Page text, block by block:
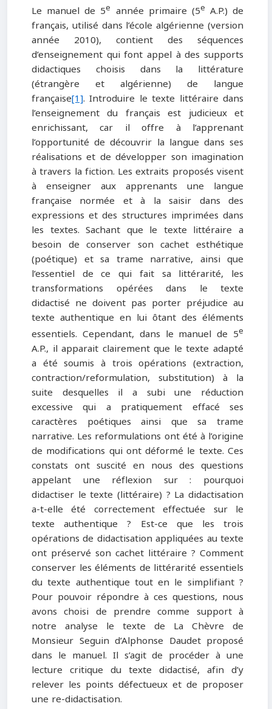
Le manuel de 5e année primaire (5e A.P.) de
français, utilisé dans l’école algérienne (version
année 2010), contient des séquences
d’enseignement qui font appel à des supports
didactiques choisis dans la littérature
(étrangère et algérienne) de langue
française[1]. Introduire le texte littéraire dans
l’enseignement du français est judicieux et
enrichissant, car il offre à l’apprenant
l’opportunité de découvrir la langue dans ses
réalisations et de développer son imagination
à travers la fiction. Les extraits proposés visent
à enseigner aux apprenants une langue
française normée et à la saisir dans des
expressions et des structures imprimées dans
les textes. Sachant que le texte littéraire a
besoin de conserver son cachet esthétique
(poétique) et sa trame narrative, ainsi que
l’essentiel de ce qui fait sa littérarité, les
transformations opérées dans le texte
didactisé ne doivent pas porter préjudice au
texte authentique en lui ôtant des éléments
essentiels. Cependant, dans le manuel de 5e
A.P., il apparait clairement que le texte adapté
a été soumis à trois opérations (extraction,
contraction/reformulation, substitution) à la
suite desquelles il a subi une réduction
excessive qui a pratiquement effacé ses
caractères poétiques ainsi que sa trame
narrative. Les reformulations ont été à l’origine
de modifications qui ont déformé le texte. Ces
constats ont suscité en nous des questions
appelant une réflexion sur : pourquoi
didactiser le texte (littéraire) ? La didactisation
a-t-elle été correctement effectuée sur le
texte authentique ? Est-ce que les trois
opérations de didactisation appliquées au texte
ont préservé son cachet littéraire ? Comment
conserver les éléments de littérarité essentiels
du texte authentique tout en le simplifiant ?
Pour pouvoir répondre à ces questions, nous
avons choisi de prendre comme support à
notre analyse le texte de La Chèvre de
Monsieur Seguin d’Alphonse Daudet proposé
dans le manuel. Il s’agit de procéder à une
lecture critique du texte didactisé, afin d’y
relever les points défectueux et de proposer
une re-didactisation.